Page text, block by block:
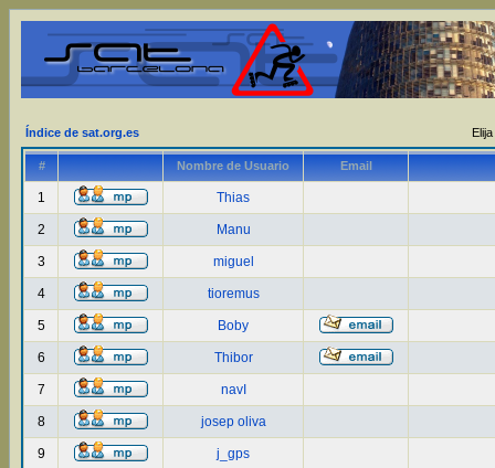
Índice de sat.org.es
# Nombre de Usuario Email
1 Thias
2 Manu
3 miguel
4 tioremus
5 Boby
6 Thibor
7 navI
8 josep oliva
9 j_gps